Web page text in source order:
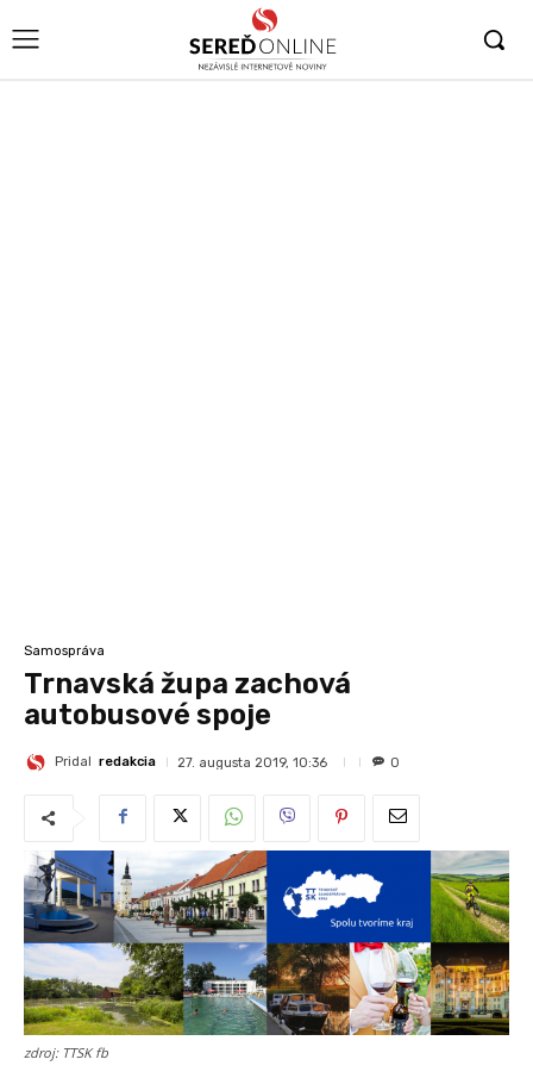
Samospráva
Trnavská župa zachová
autobusové spoje
Pridal redakcia 27. augusta 2019, 10:36 0
zdroj: TTSK fb